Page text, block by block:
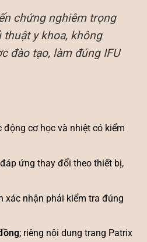
chứng nghiêm trọng
y khoa, không
đào tạo, làm đúng IFU
cơ học và nhiệt có kiểm
ứng thay đổi theo thiết bị,
xác nhận phải kiểm tra đúng
; riêng nội dung trang Patrix